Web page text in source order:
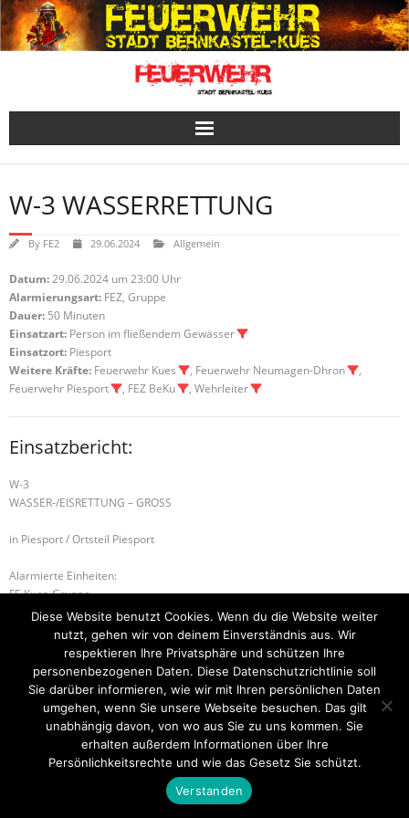
Skip
to
content
W-3 WASSERRETTUNG
By FE2 29.06.2024 Allgemein
Datum:29.06.2024 um 23:00 Uhr
Alarmierungsart: FEZ, Gruppe
Dauer: 50 Minuten
Einsatzart: Person im fließendem Gewässer
Einsatzort: Piesport
Weitere Kräfte: Feuerwehr Kues , Feuerwehr Neumagen-Dhron
,
Feuerwehr Piesport
, FEZ BeKu , Wehrleiter
Einsatzbericht:
W-3
WASSER-/EISRETTUNG – GROSS
in Piesport / Ortsteil Piesport
Alarmierte Einheiten:
FF-Kues-Gruppe
FF-Neumagen-Dhron-Zug
FF-Piesport
B-3 GEBÄUDEBRAND B-1 BRANDNACHSCHAU
Startseite Einsätze Mitglied werden Über uns
Kontakt
Think Up Themes Ltd . Powered by
Diese Website benutzt Cookies. Wenn du die Website weiter
nutzt, gehen wir von deinem Einverständnis aus. Wir
respektieren Ihre Privatsphäre und schützen Ihre
personenbezogenen Daten. Diese Datenschutzrichtlinie soll
Sie darüber informieren, wie wir mit Ihren persönlichen Daten
umgehen, wenn Sie unsere Webseite besuchen. Das gilt
unabhängig davon, von wo aus Sie zu uns kommen. Sie
erhalten außerdem Informationen über Ihre
Persönlichkeitsrechte und wie das Gesetz Sie schützt.
Verstanden